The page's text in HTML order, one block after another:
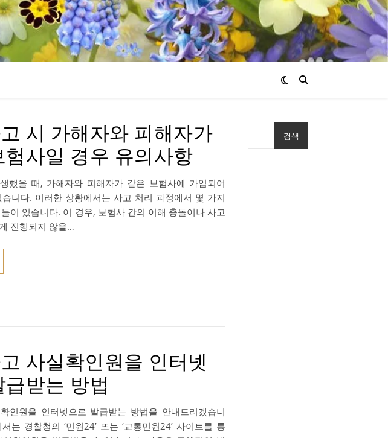
시 가해자와 피해자가
험사일 경우 유의사항
했을 때, 가해자와 피해자가 같은 보험사에 가입되어
니다. 이러한 상황에서는 사고 처리 과정에서 몇 가지
이 있습니다. 이 경우, 보험사 간의 이해 충돌이나 사고
진행되지 않을…
사실확인원을 인터넷
급받는 방법
인원을 인터넷으로 발급받는 방법을 안내드리겠습니
는 경찰청의 ‘민원24’ 또는 ‘교통민원24’ 사이트를 통
검색